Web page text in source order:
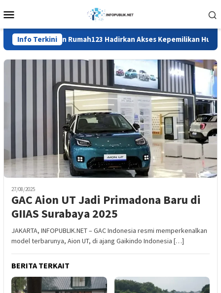
ke
Mobile
Info Terkini
BTN dan Rumah123 Hadirkan Akses Kepemilikan Hunian
27/08/2025
GAC Aion UT Jadi Primadona Baru di
GIIAS Surabaya 2025
JAKARTA, INFOPUBLIK.NET – GAC Indonesia resmi memperkenalkan
model terbarunya, Aion UT, di ajang Gaikindo Indonesia […]
BERITA TERKAIT